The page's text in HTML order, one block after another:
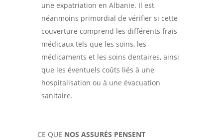
une expatriation en Albanie. Il est
néanmoins primordial de vérifier si cette
couverture comprend les différents frais
médicaux tels que les soins, les
médicaments et les soins dentaires, ainsi
que les éventuels coûts liés à une
hospitalisation ou à une évacuation
sanitaire.
CE QUE NOS ASSURÉS PENSENT